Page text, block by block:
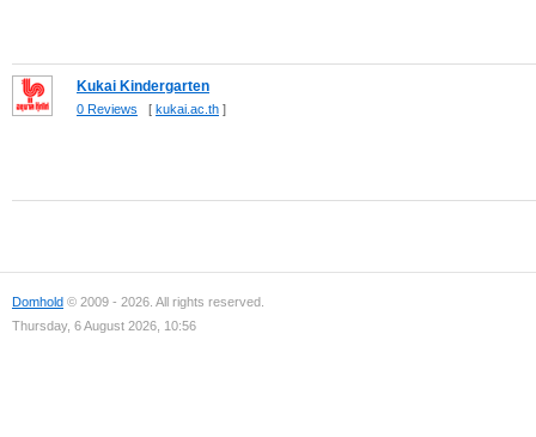
Kukai Kindergarten
0 Reviews [ kukai.ac.th ]
Domhold © 2009 - 2026. All rights reserved.
Thursday, 6 August 2026, 10:56